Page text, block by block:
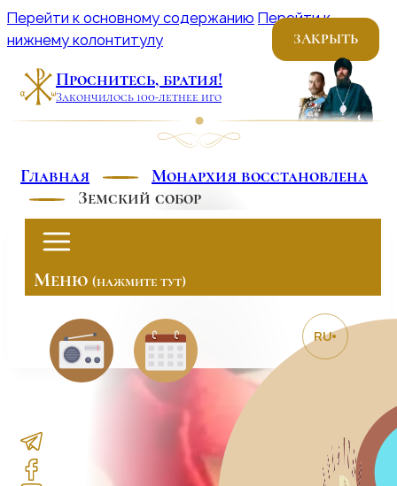
Перейти к основному содержанию
Перейти к
нижнему колонтитулу
Проснитесь, братия!
Закончилось 100-летнее иго
Главная
Монархия восстановлена
Земский собор
Меню (нажмите тут)
ЗАКРЫТЬ